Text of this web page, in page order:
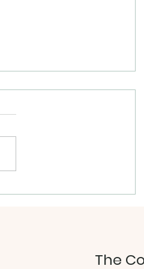
【夏の帽子とデイリー
The